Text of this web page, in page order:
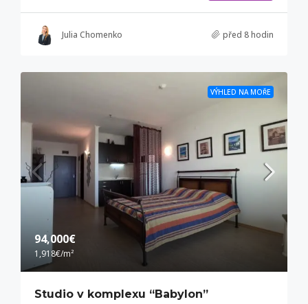
Julia Chomenko před 8 hodin
VÝHLED NA MOŘE
94,000€
1,918€/m²
Studio v komplexu “Babylon”